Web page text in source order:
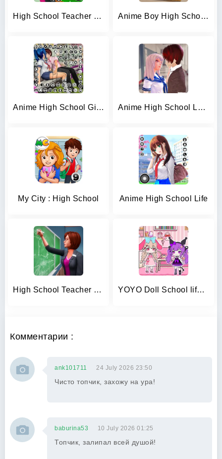
High School Teacher Life Game Anime Boy High School Life 3d
Anime High School Girl Life 24 Anime High School Love Story
My City : High School Anime High School Life
High School Teacher Simulator YOYO Doll School life Dress up
Комментарии :
ank101711 24 July 2026 23:50
Чисто топчик, захожу на ура!
baburina53 10 July 2026 01:25
Топчик, залипал всей душой!